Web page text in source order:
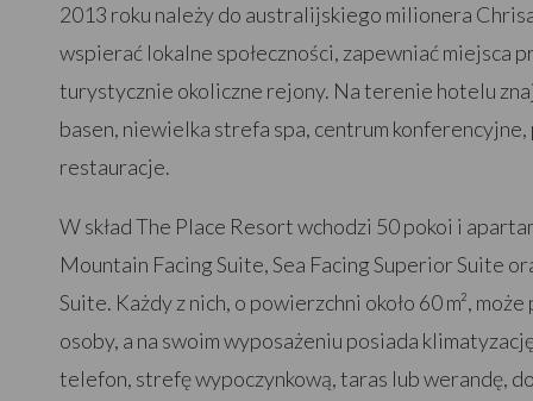
2013 roku należy do australijskiego milionera
wspierać lokalne społeczności, zapewniać miejsca
turystycznie okoliczne rejony. Na terenie hotelu
basen, niewielka strefa spa, centrum
restauracje.
W skład The Place Resort wchodzi 50 pokoi i
Mountain Facing Suite, Sea Facing Superior Suite
Suite. Każdy z nich, o powierzchni około 60 m²,
osoby, a na swoim wyposażeniu posiada
telefon, strefę wypoczynkową, taras lub werandę,